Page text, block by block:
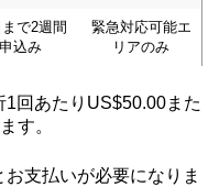
で2週間
込み
緊急対応可能エ
リアのみ
回あたりUS$50.00また
す。
支払いが必要になりま